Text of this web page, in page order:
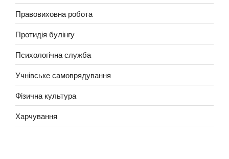
Правовиховна робота
Протидія булінгу
Психологічна служба
Учнівське самоврядування
Фізична культура
Харчування